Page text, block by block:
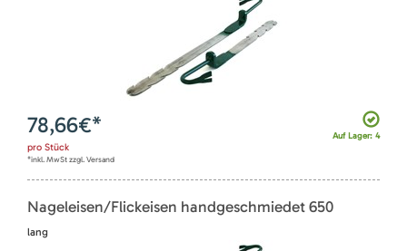
Auf Lager: 4
78,66€*
pro Stück
*inkl. MwSt zzgl. Versand
Nageleisen/Flickeisen handgeschmiedet 650
lang